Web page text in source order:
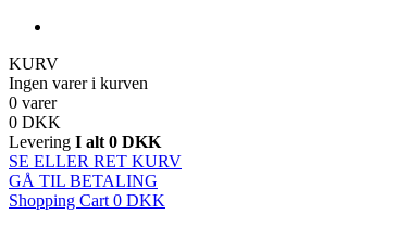
KURV
Ingen varer i kurven
0 varer
0 DKK
Levering I alt 0 DKK
SE ELLER RET KURV
GÅ TIL BETALING
Shopping Cart 0 DKK